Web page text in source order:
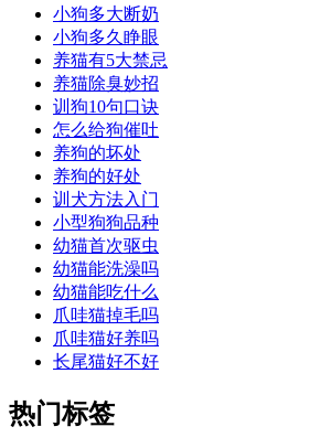
小狗多大断奶
小狗多久睁眼
养猫有5大禁忌
养猫除臭妙招
训狗10句口诀
怎么给狗催吐
养狗的坏处
养狗的好处
训犬方法入门
小型狗狗品种
幼猫首次驱虫
幼猫能洗澡吗
幼猫能吃什么
爪哇猫掉毛吗
爪哇猫好养吗
长尾猫好不好
热门标签